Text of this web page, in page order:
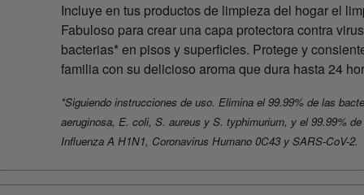
Incluye en tus productos de limpieza del hogar el
Fabuloso para crear una capa protectora contra
bacterias* en pisos y superficies. Protege y
familia con su delicioso aroma que dura hasta 24
*Siguiendo instrucciones de uso. Elimina el 99.99% de las
aeruginosa, E. coli, S. aureus y S. typhimurium, y el 99.99%
Influenza A H1N1, Coronavirus Humano 0C43 y SARS-CoV-2.